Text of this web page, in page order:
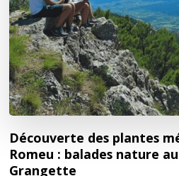
Découverte des plantes
Romeu : balades nature
Grangette